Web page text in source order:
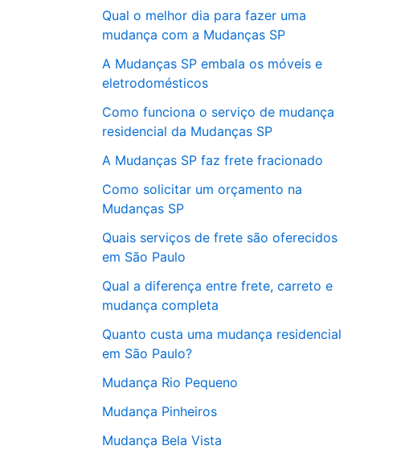
Qual o melhor dia para fazer uma
mudança com a Mudanças SP
A Mudanças SP embala os móveis e
eletrodomésticos
Como funciona o serviço de mudança
residencial da Mudanças SP
A Mudanças SP faz frete fracionado
Como solicitar um orçamento na
Mudanças SP
Quais serviços de frete são oferecidos
em São Paulo
Qual a diferença entre frete, carreto e
mudança completa
Quanto custa uma mudança residencial
em São Paulo?
Mudança Rio Pequeno
Mudança Pinheiros
Mudança Bela Vista